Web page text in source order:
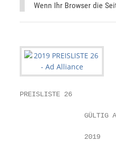
Wenn Ihr Browser die
PREISLISTE 26
GÜLTIG
                2019